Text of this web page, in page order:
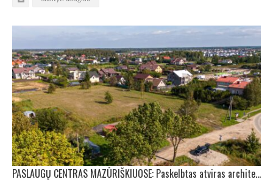
PASLAUGŲ CENTRAS MAZŪRIŠKIUOSE: Paskelbtas atviras architektūros projekto konkursas